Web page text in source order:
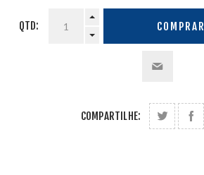
QTD: COMPRAR
COMPARTILHE: